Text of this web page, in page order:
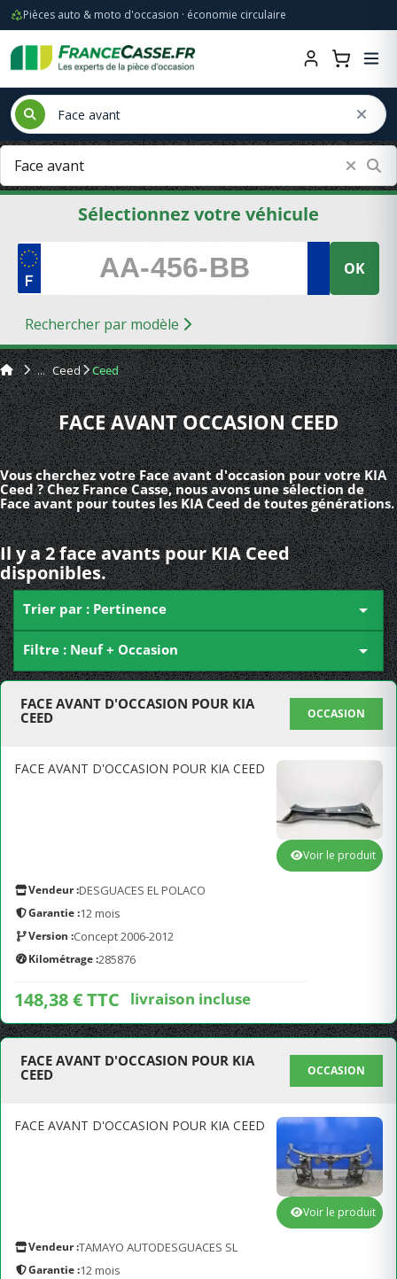
Pièces auto & moto d'occasion · économie circulaire
Sélectionnez votre véhicule
OK
Rechercher par modèle
Ceed Ceed
FACE AVANT OCCASION CEED
Vous cherchez votre Face avant d'occasion pour votre KIA
Ceed ? Chez France Casse, nous avons une sélection de
Face avant pour toutes les KIA Ceed de toutes générations.
Il y a 2 face avants pour KIA Ceed
disponibles.
Trier par : Pertinence 
Filtre : Neuf + Occasion 
FACE AVANT D'OCCASION POUR KIA
CEED
OCCASION
FACE AVANT D'OCCASION POUR KIA CEED
Vendeur :DESGUACES EL POLACO
Garantie :12 mois
Version :Concept 2006-2012
Kilométrage :285876
148,38 € TTC livraison incluse
Voir le produit
FACE AVANT D'OCCASION POUR KIA
CEED
OCCASION
FACE AVANT D'OCCASION POUR KIA CEED
Vendeur :TAMAYO AUTODESGUACES SL
Garantie :12 mois
Voir le produit